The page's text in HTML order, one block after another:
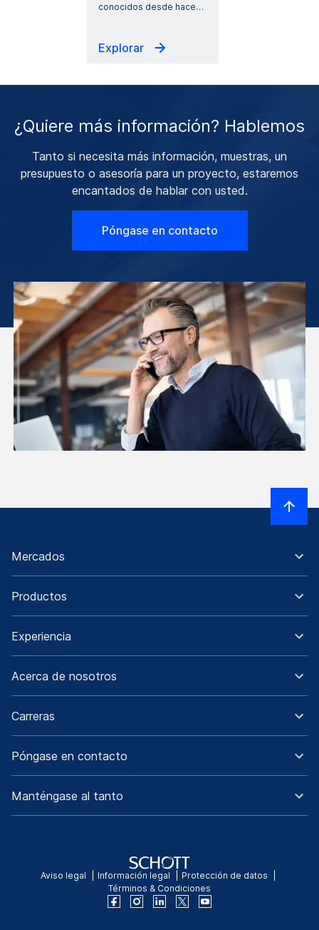
conocidos desde hace…
Explorar
¿Quiere más información? Hablemos
Tanto si necesita más información, muestras, un
presupuesto o asesoría para un proyecto, estaremos
encantados de hablar con usted.
Póngase en contacto
Mercados
Productos
Experiencia
Acerca de nosotros
Carreras
Póngase en contacto
Manténgase al tanto
Aviso legal Información legal
Protección de datos
Términos & Condiciones